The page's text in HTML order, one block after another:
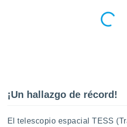
de
En
¡Un hallazgo de récord!
El telescopio espacial TESS